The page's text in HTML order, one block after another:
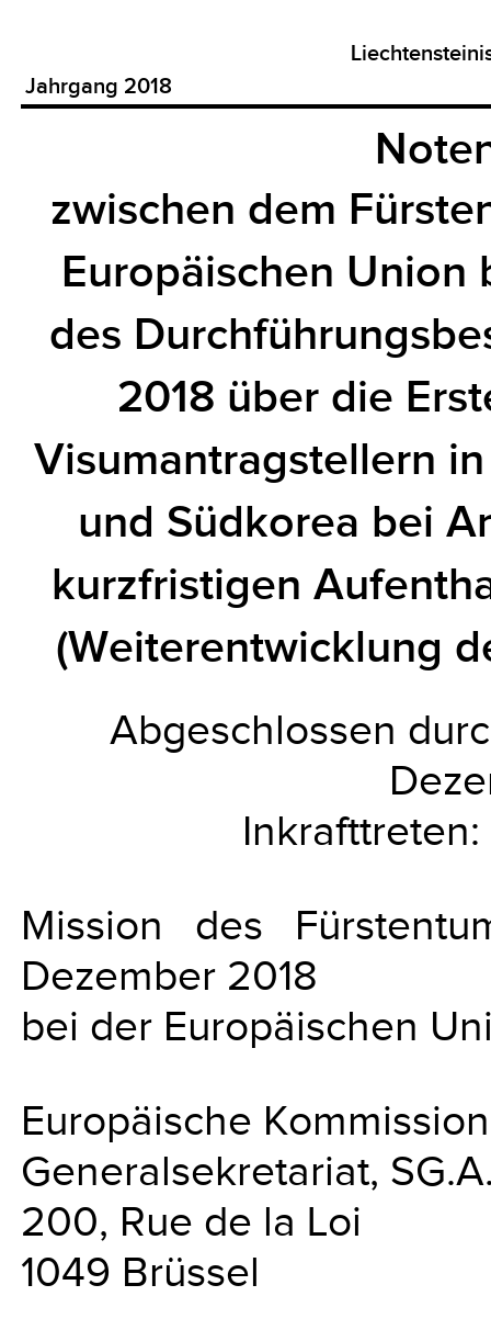
Jahrgang 2018
zwischen dem
Europäischen
des
2018 über die
Visumantragstellern
und Südkorea bei
kurzfristigen
(Weiterentwicklung
Abgeschlossen
Mission des
Dezember 2018
bei der Europäischen
Europäische Kommission
Generalsekretariat,
200, Rue de la Loi
1049 Brüssel